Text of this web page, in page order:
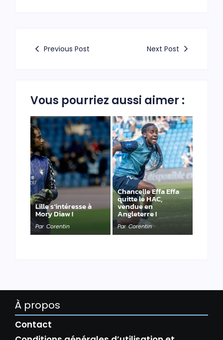
Previous Post Next Post
Vous pourriez aussi aimer :
Lille s’intéresse à
Mory Diaw !
Par Corentin
Chancelle Effa Effa
quitte le HAC,
vendue en
Angleterre !
Par Corentin
À propos
Contact